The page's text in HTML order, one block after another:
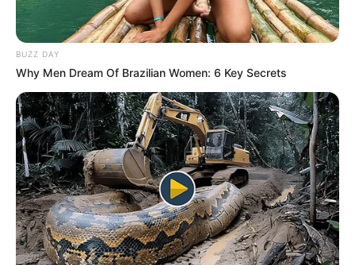
BUZZ DAY
Why Men Dream Of Brazilian Women: 6 Key Secrets